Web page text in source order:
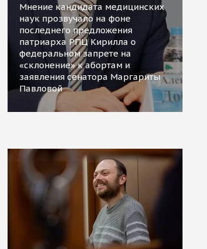
Мнение кандидата медицинских
наук прозвучало на фоне
последнего предложения
патриарха РПЦ Кирилла о
федеральном запрете на
«склонение» к абортам и
заявления сенатора Маргариты
Павловой